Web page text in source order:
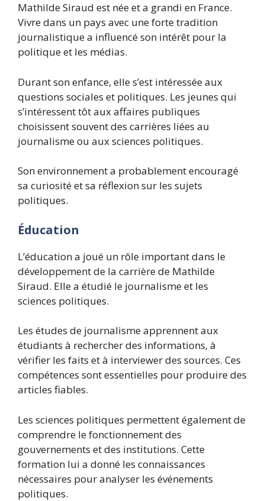
Mathilde Siraud est née et a grandi en France.
Vivre dans un pays avec une forte tradition
journalistique a influencé son intérêt pour la
politique et les médias.
Durant son enfance, elle s’est intéressée aux
questions sociales et politiques. Les jeunes qui
s’intéressent tôt aux affaires publiques
choisissent souvent des carrières liées au
journalisme ou aux sciences politiques.
Son environnement a probablement encouragé
sa curiosité et sa réflexion sur les sujets
politiques.
Éducation
L’éducation a joué un rôle important dans le
développement de la carrière de Mathilde
Siraud. Elle a étudié le journalisme et les
sciences politiques.
Les études de journalisme apprennent aux
étudiants à rechercher des informations, à
vérifier les faits et à interviewer des sources. Ces
compétences sont essentielles pour produire des
articles fiables.
Les sciences politiques permettent également de
comprendre le fonctionnement des
gouvernements et des institutions. Cette
formation lui a donné les connaissances
nécessaires pour analyser les événements
politiques.